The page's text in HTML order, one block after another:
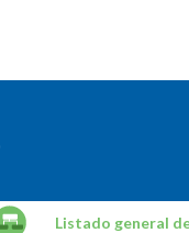
Listado general